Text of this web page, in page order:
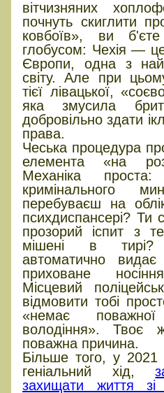
вітчизняних
почнуть скиглити
ковбоїв», ви
глобусом: Чехія —
Європи, одна з
світу. Але при
тієї лівацької,
яка змусила
добровільно здати
права.
Чеська процедура
елемента «на
Механіка
кримінального
перебуваєш на
психдиспансері? Ти
прозорий іспит з
мішені в
автоматично
приховане
Місцевий
відмовити тобі
«немає
володіння».
поважна причина.
Більше того, у 2021
геніальний хід,
захищати життя